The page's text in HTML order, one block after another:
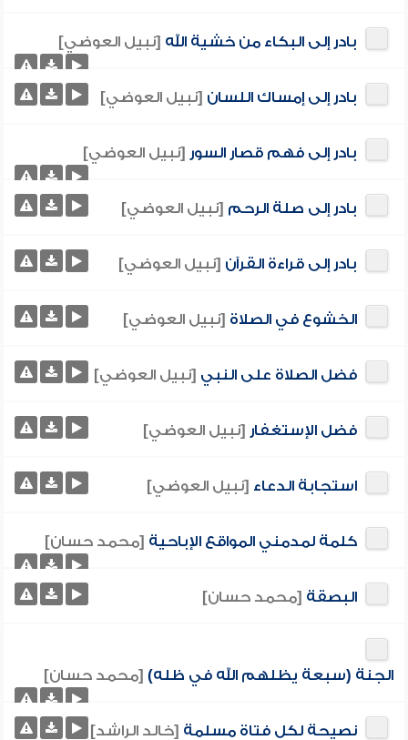
بادر إلى البكاء من خشية الله [نبيل العوضي]
بادر إلى إمساك اللسان [نبيل العوضي]
بادر إلى فهم قصار السور [نبيل العوضي]
بادر إلى صلة الرحم [نبيل العوضي]
بادر إلى قراءة القرآن [نبيل العوضي]
الخشوع في الصلاة [نبيل العوضي]
فضل الصلاة على النبي [نبيل العوضي]
فضل الإستغفار [نبيل العوضي]
استجابة الدعاء [نبيل العوضي]
كلمة لمدمني المواقع الإباحية [محمد حسان]
البصقة [محمد حسان]
الجنة (سبعة يظلهم الله في ظله) [محمد حسان]
نصيحة لكل فتاة مسلمة [خالد الراشد]